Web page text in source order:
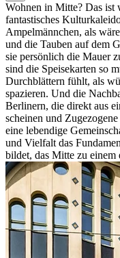
Wohnen in Mitte? Das ist
fantastisches
Ampelmännchen, als
und die Tauben auf dem
sie persönlich die Mauer
sind die Speisekarten so
Durchblättern fühlt, als
spazieren. Und die
Berlinern, die direkt aus
scheinen und
eine lebendige
und Vielfalt das
bildet, das Mitte zu einem